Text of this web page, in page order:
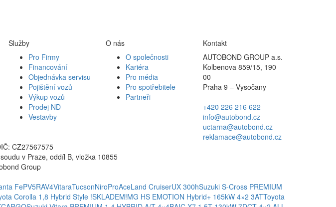
Služby
Pro Firmy
Financování
Objednávka servisu
Pojištění vozů
Výkup vozů
Prodej ND
Vestavby
O nás
O společnosti
Kariéra
Pro média
Pro spotřebitele
Partneři
Kontakt
AUTOBOND GROUP a.s.
Kolbenova 859/15, 190
00
Praha 9 – Vysočany
+420 226 216 622
info@autobond.cz
uctarna@autobond.cz
reklamace@autobond.cz
CZ27567575
v Praze, oddíl B, vložka 10855
Group
FePV5RAV4VitaraTucsonNiroProAceLand CruiserUX 300hSuzuki S-Cross PREMIUM
Corolla 1,8 Hybrid Style !SKLADEM!MG HS EMOTION Hybrid+ 165kW 4×2 3ATToyota